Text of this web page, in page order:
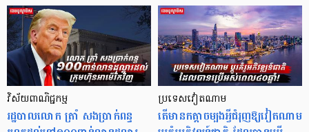
វិស័យ​ពាណិជ្ជកម្ម
រដ្ឋបាលលោក ត្រាំ សងប្រាក់ពន្ធ
ប្រទេសវៀតណាម
តើមានកត្តាចម្បងអ្វីជំរុញឱ្យវៀតណាម